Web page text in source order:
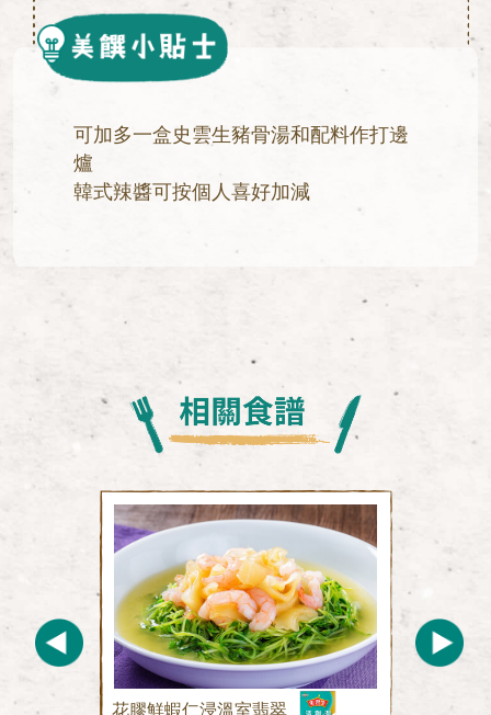
可加多一盒史雲生豬骨湯和配料作打邊
爐
韓式辣醬可按個人喜好加減
花膠鮮蝦仁浸溫室翡翠